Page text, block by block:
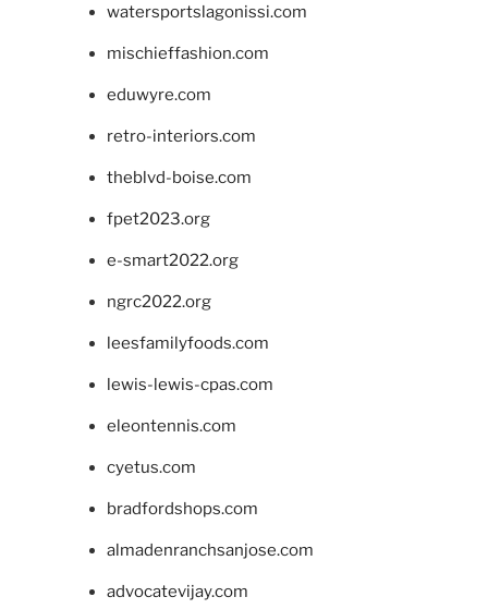
watersportslagonissi.com
mischieffashion.com
eduwyre.com
retro-interiors.com
theblvd-boise.com
fpet2023.org
e-smart2022.org
ngrc2022.org
leesfamilyfoods.com
lewis-lewis-cpas.com
eleontennis.com
cyetus.com
bradfordshops.com
almadenranchsanjose.com
advocatevijay.com